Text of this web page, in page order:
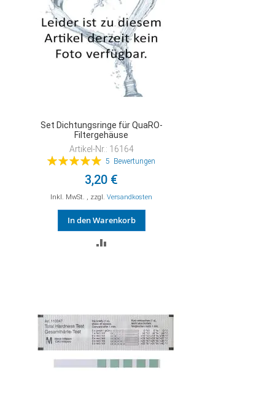
Set Dichtungsringe für QuaRO-
Filtergehäuse
Artikel-Nr.: 16164
Bewertung:
5 Bewertungen
3,20 €
Inkl. MwSt. , zzgl. Versandkosten
In den Warenkorb